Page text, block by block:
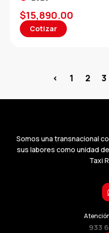
$15,890.00
Cotizar
< 1 2 3
Somos una transnacional
sus labores como unidad
Taxi
933